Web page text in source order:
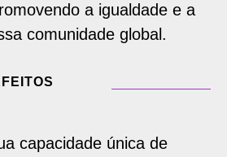
a igualdade e a
comunidade global.
capacidade única de